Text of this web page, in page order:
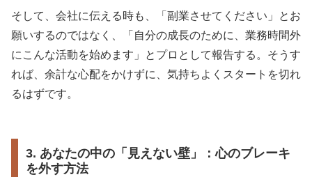
そして、会社に伝える時も、「副業させてください」とお
願いするのではなく、「自分の成長のために、業務時間外
にこんな活動を始めます」とプロとして報告する。そうす
れば、余計な心配をかけずに、気持ちよくスタートを切れ
るはずです。
3. あなたの中の「見えない壁」：心のブレーキ
を外す方法